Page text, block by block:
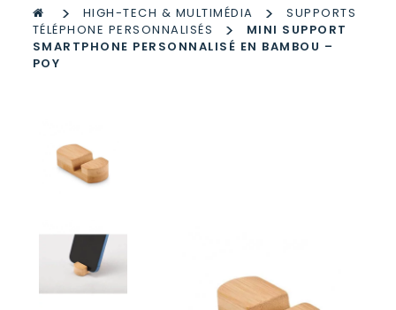
> HIGH-TECH & MULTIMÉDIA >
SUPPORTS
TÉLÉPHONE PERSONNALISÉS
>
MINI SUPPORT
SMARTPHONE PERSONNALISÉ EN BAMBOU –
POY